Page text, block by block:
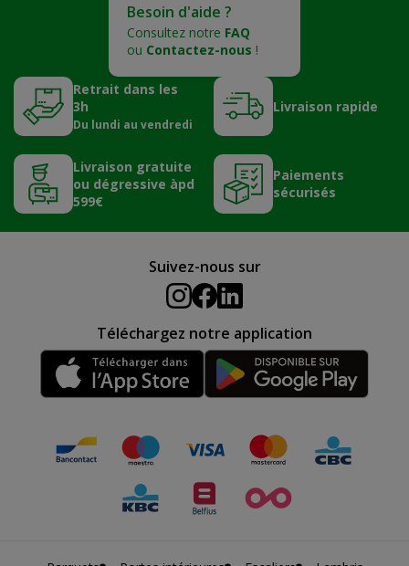
Besoin d'aide ?
Consultez notre FAQ
ou Contactez-nous !
Retrait dans les
3h
Du lundi au vendredi
Livraison rapide
Livraison gratuite
ou dégressive àpd
599€
Paiements
sécurisés
Suivez-nous sur
Téléchargez notre application